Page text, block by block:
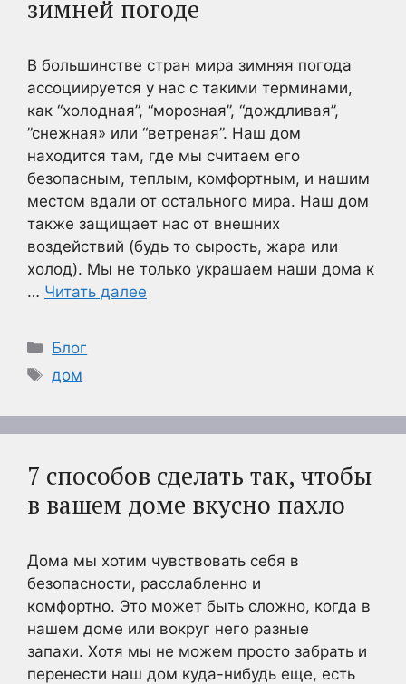
зимней погоде
В большинстве стран мира зимняя погода
ассоциируется у нас с такими терминами,
как “холодная”, “морозная”, “дождливая”,
”снежная» или “ветреная”. Наш дом
находится там, где мы считаем его
безопасным, теплым, комфортным, и нашим
местом вдали от остального мира. Наш дом
также защищает нас от внешних
воздействий (будь то сырость, жара или
холод). Мы не только украшаем наши дома к
… Читать далее
Рубрики
Блог
Метки
дом
7 способов сделать так, чтобы
в вашем доме вкусно пахло
Дома мы хотим чувствовать себя в
безопасности, расслабленно и
комфортно. Это может быть сложно, когда в
нашем доме или вокруг него разные
запахи. Хотя мы не можем просто забрать и
перенести наш дом куда-нибудь еще, есть